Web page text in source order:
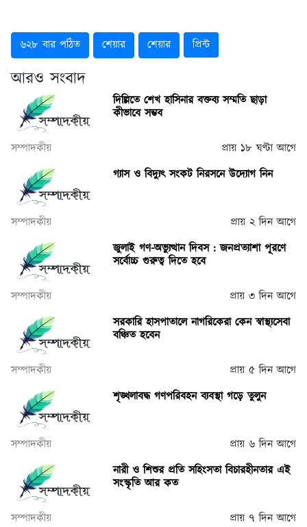
৬২৮ বার পঠিত শেয়ার শেয়ার প্রিন্ট
আরও সংবাদ
দিল্লিতে শেখ হাসিনার বক্তব্য সম্মতি ছাড়া
কীভাবে সম্ভব
সম্পাদকীয়
প্রায় ১৮ ঘণ্টা আগে
গ্যাস ও বিদ্যুৎ সংকট নিরসনে উদ্যোগ নিন
সম্পাদকীয়
প্রায় ২ দিন আগে
জুলাই গণ-অভ্যুত্থান দিবস : জনপ্রত্যাশা পূরণে
সর্বোচ্চ গুরুত্ব দিতে হবে
সম্পাদকীয়
প্রায় ৩ দিন আগে
সরকারি হাসপাতালে নাগরিকেরা কেন স্বাস্থ্যসেবা
বঞ্চিত হবেন
সম্পাদকীয়
প্রায় ৫ দিন আগে
শৃঙ্খলাবদ্ধ গণপরিবহন ব্যবস্থা গড়ে তুলুন
সম্পাদকীয়
প্রায় ৬ দিন আগে
নারী ও শিশুর প্রতি সহিংসতা বিচারহীনতার এই
সংস্কৃতি আর কত
সম্পাদকীয়
প্রায় ৭ দিন আগে